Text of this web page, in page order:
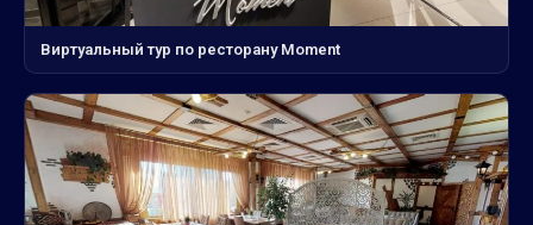
Виртуальный тур по ресторану Moment